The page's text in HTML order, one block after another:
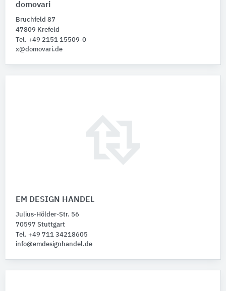
domovari
Bruchfeld 87
47809 Krefeld
Tel. +49 2151 15509-0
x@domovari.de
EM DESIGN HANDEL
Julius-Hölder-Str. 56
70597 Stuttgart
Tel. +49 711 34218605
info@emdesignhandel.de